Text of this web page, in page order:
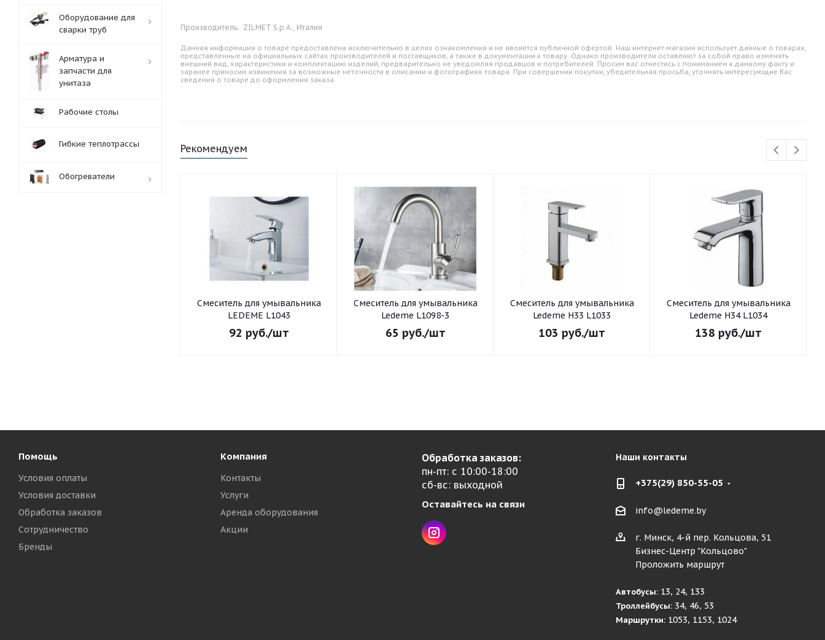
Производитель: ZILMET S.p.A., Италия
Данная информация о товаре предоставлена исключительно в целях ознакомления и не является публичной офертой. Наш интернет-магазин использует данные о товарах,
представленные на официальных сайтах производителей и поставщиков, а также в документации к товару. Однако производители оставляют за собой право изменять
внешний вид, характеристики и комплектацию изделий, предварительно не уведомляя продавцов и потребителей. Просим вас отнестись с пониманием к данному факту и
заранее приносим извинения за возможные неточности в описании и фотографиях товара. При совершении покупки, убедительная просьба, уточнять интересующие Вас
сведения о товаре до оформления заказа.
Рекомендуем
Смеситель для умывальника
LEDEME L1043
92 руб./шт
Смеситель для умывальника
Ledeme L1098-3
65 руб./шт
Смеситель для умывальника
Ledeme H33 L1033
103 руб./шт
Смеситель для умывальника
Ledeme H34 L1034
138 руб./шт
Оборудование для
сварки труб
Арматура и
запчасти для
унитаза
Рабочие столы
Гибкие теплотрассы
Обогреватели
Помощь
Условия оплаты
Условия доставки
Обработка заказов
Сотрудничество
Бренды
Компания
Контакты
Услуги
Аренда оборудования
Акции
Обработка заказов:
пн-пт: с 10:00-18:00
сб-вс: выходной
Оставайтесь на связи
Наши контакты
+375(29) 850-55-05
info@ledeme.by
г. Минск, 4-й пер. Кольцова, 51
Бизнес-Центр "Кольцово"
Проложить маршрут
Автобусы: 13, 24, 133
Троллейбусы: 34, 46, 53
Маршрутки: 1053, 1153, 1024